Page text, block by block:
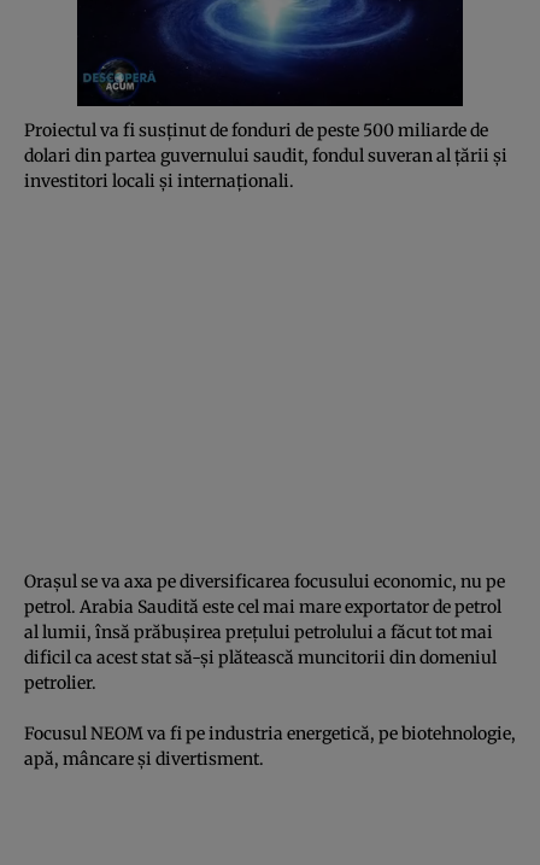
Proiectul va fi susţinut de fonduri de peste 500 miliarde de
dolari din partea guvernului saudit, fondul suveran al ţării şi
investitori locali şi internaţionali.
Oraşul se va axa pe diversificarea focusului economic, nu pe
petrol. Arabia Saudită este cel mai mare exportator de petrol
al lumii, însă prăbuşirea preţului petrolului a făcut tot mai
dificil ca acest stat să-şi plătească muncitorii din domeniul
petrolier.
Focusul NEOM va fi pe industria energetică, pe biotehnologie,
apă, mâncare şi divertisment.